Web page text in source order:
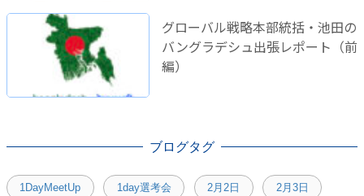
グローバル戦略本部統括・池田の
バングラデシュ出張レポート（前
編）
ブログタグ
1DayMeetUp 1day選考会 2月2日 2月3日